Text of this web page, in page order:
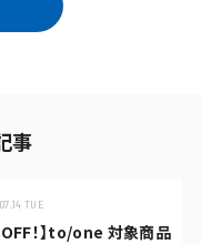
事
TUE
！】to/one 対象商品